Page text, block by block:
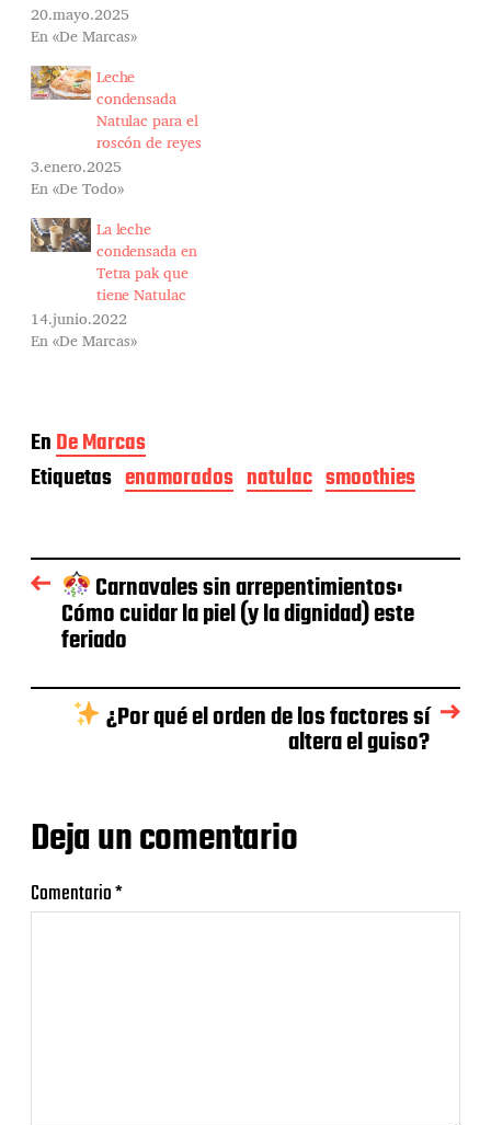
20.mayo.2025
En «De Marcas»
Leche
condensada
Natulac para el
roscón de reyes
3.enero.2025
En «De Todo»
La leche
condensada en
Tetra pak que
tiene Natulac
14.junio.2022
En «De Marcas»
EnDe Marcas
Etiquetas enamorados natulac smoothies
Carnavales sin arrepentimientos:
Cómo cuidar la piel (y la dignidad) este
feriado
¿Por qué el orden de los factores sí
altera el guiso?
Deja un comentario
Comentario*